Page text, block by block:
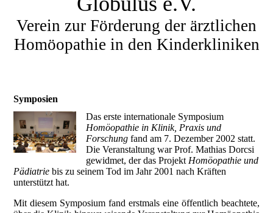
Verein zur Förderung der ärztlichen
Homöopathie in den Kinderkliniken
Symposien
Das erste internationale Symposium
Homöopathie in Klinik, Praxis und
Forschungfand am 7. Dezember 2002 statt.
Die Veranstaltung war Prof. Mathias Dorcsi
gewidmet, der das Projekt Homöopathie und
Pädiatrie bis zu seinem Tod im Jahr 2001 nach Kräften
unterstützt hat.
Mit diesem Symposium fand erstmals eine öffentlich beachtete,